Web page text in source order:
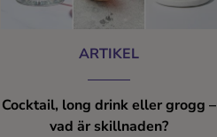
ARTIKEL
Cocktail, long drink eller grogg –
vad är skillnaden?